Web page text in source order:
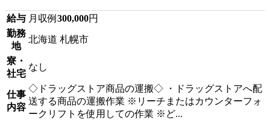
給与 月収例 300,000円
勤務
地
北海道 札幌市
寮・
社宅
なし
仕事
内容
◇ドラッグストア商品の運搬◇ ・ドラッグストアへ配
送する商品の運搬作業 ※リーチまたはカウンターフォ
ークリフトを使用しての作業 ※ど...